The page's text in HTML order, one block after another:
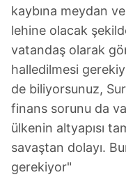
kaybına meydan
lehine olacak
vatandaş olarak
halledilmesi
de biliyorsunuz,
finans sorunu da
ülkenin altyapısı
savaştan dolayı.
gerekiyor"